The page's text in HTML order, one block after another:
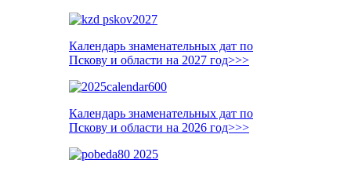
Календарь знаменательных дат по
Пскову и области на 2027 год>>>
Календарь знаменательных дат по
Пскову и области на 2026 год>>>